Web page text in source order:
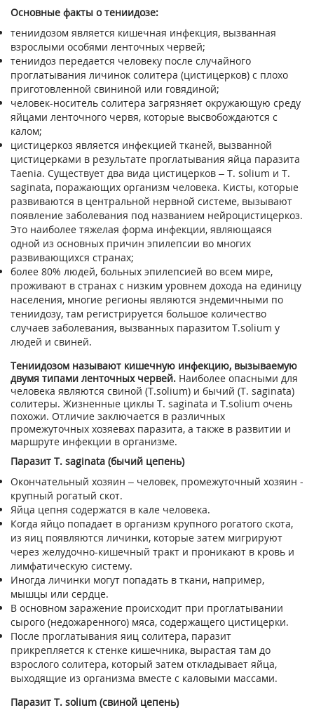
Основные факты о тениидозе:
тениидозом является кишечная инфекция, вызванная
взрослыми особями ленточных червей;
тениидоз передается человеку после случайного
проглатывания личинок солитера (цистицерков) с плохо
приготовленной свининой или говядиной;
человек-носитель солитера загрязняет окружающую среду
яйцами ленточного червя, которые высвобождаются с
калом;
цистицеркоз является инфекцией тканей, вызванной
цистицерками в результате проглатывания яйца паразита
Taenia. Существует два вида цистицерков – Т. solium и Т.
saginata, поражающих организм человека. Кисты, которые
развиваются в центральной нервной системе, вызывают
появление заболевания под названием нейроцистицеркоз.
Это наиболее тяжелая форма инфекции, являющаяся
одной из основных причин эпилепсии во многих
развивающихся странах;
более 80% людей, больных эпилепсией во всем мире,
проживают в странах с низким уровнем дохода на единицу
населения, многие регионы являются эндемичными по
тениидозу, там регистрируется большое количество
случаев заболевания, вызванных паразитом Т.solium у
людей и свиней.
Тениидозом называют кишечную инфекцию, вызываемую
двумя типами ленточных червей. Наиболее опасными для
человека являются свиной (Т.solium) и бычий (Т. saginata)
солитеры. Жизненные циклы Т. saginata и Т.solium очень
похожи. Отличие заключается в различных
промежуточных хозяевах паразита, а также в развитии и
маршруте инфекции в организме.
Паразит Т. saginata (бычий цепень)
Окончательный хозяин – человек, промежуточный хозяин -
крупный рогатый скот.
Яйца цепня содержатся в кале человека.
Когда яйцо попадает в организм крупного рогатого скота,
из яиц появляются личинки, которые затем мигрируют
через желудочно-кишечный тракт и проникают в кровь и
лимфатическую систему.
Иногда личинки могут попадать в ткани, например,
мышцы или сердце.
В основном заражение происходит при проглатывании
сырого (недожаренного) мяса, содержащего цистицерки.
После проглатывания яиц солитера, паразит
прикрепляется к стенке кишечника, вырастая там до
взрослого солитера, который затем откладывает яйца,
выходящие из организма вместе с каловыми массами.
Паразит Т. solium (свиной цепень)